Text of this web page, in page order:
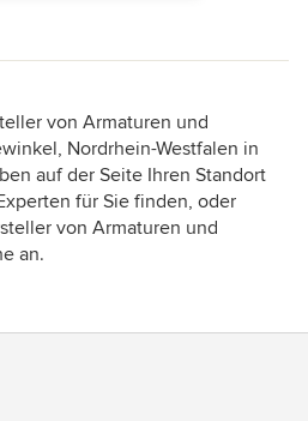
von Armaturen und
Nordrhein-Westfalen in
auf der Seite Ihren Standort
für Sie finden, oder
von Armaturen und
an.